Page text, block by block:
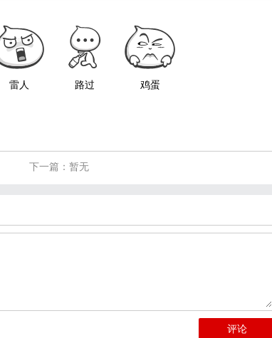
雷人 路过 鸡蛋
下一篇：暂无
评论